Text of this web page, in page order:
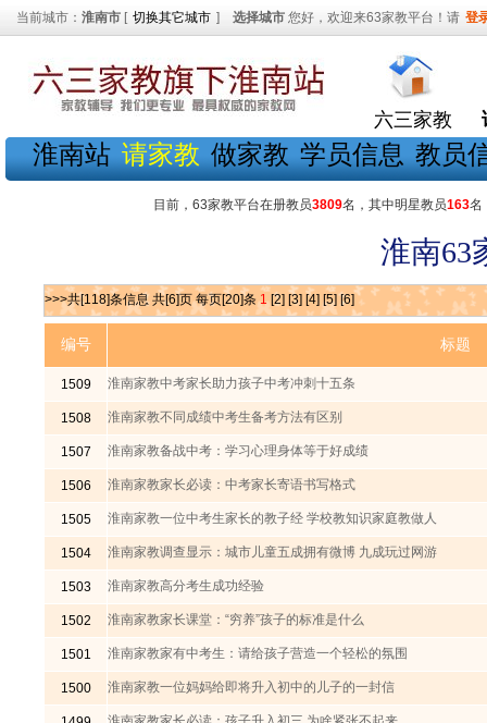
当前城市： 淮南市 [ 切换其它城市 ] 选择城市 您好，欢迎来63家教平台！请 登
六三家教
淮南站 请家教 做家教 学员信息 教员
目前，63家教平台在册教员3809名，其中明星教员163名
淮南63
>>>共[118]条信息 共[6]页 每页[20]条1 [2] [3] [4] [5] [6]
编号 标题
1509 淮南家教中考家长助力孩子中考冲刺十五条
1508 淮南家教不同成绩中考生备考方法有区别
1507 淮南家教备战中考：学习心理身体等于好成绩
1506 淮南家教家长必读：中考家长寄语书写格式
1505 淮南家教一位中考生家长的教子经 学校教知识家庭教做人
1504 淮南家教调查显示：城市儿童五成拥有微博 九成玩过网游
1503 淮南家教高分考生成功经验
1502 淮南家教家长课堂：“穷养”孩子的标准是什么
1501 淮南家教家有中考生：请给孩子营造一个轻松的氛围
1500 淮南家教一位妈妈给即将升入初中的儿子的一封信